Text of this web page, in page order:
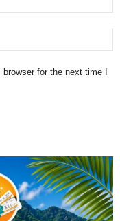
for the next time I